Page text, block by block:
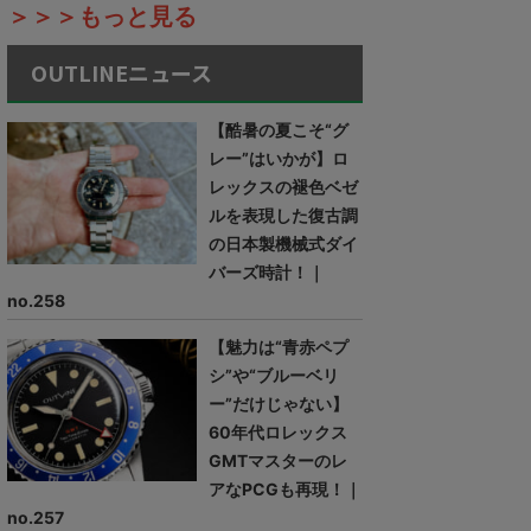
＞＞＞もっと見る
OUTLINEニュース
【酷暑の夏こそ“グ
レー”はいかが】ロ
レックスの褪色ベゼ
ルを表現した復古調
の日本製機械式ダイ
バーズ時計！｜
no.258
【魅力は“青赤ペプ
シ”や“ブルーベリ
ー”だけじゃない】
60年代ロレックス
GMTマスターのレ
アなPCGも再現！｜
no.257